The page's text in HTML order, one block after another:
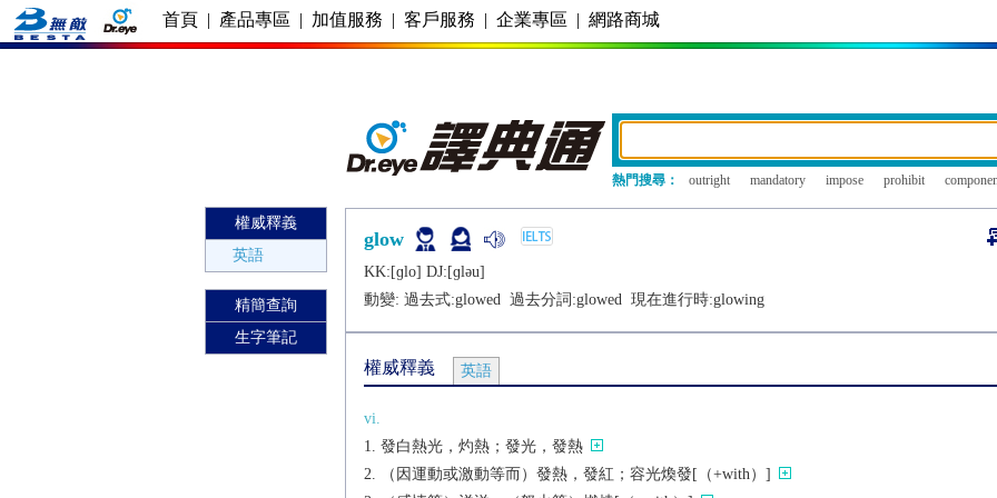
首頁 | 產品專區 | 加值服務 | 客戶服務 | 企業專區 | 網路商城
熱門搜尋： outright mandatory impose prohibit
權威釋義
英語
精簡查詢
生字筆記
glow
KK:[ɡlo] DJ:[ɡlǝu]
動變: 過去式:glowed 過去分詞:glowed 現在進行時:glowing
權威釋義 英語
vi.
發白熱光，灼熱；發光，發熱
（因運動或激動等而）發熱，發紅；容光煥發[（+with）]